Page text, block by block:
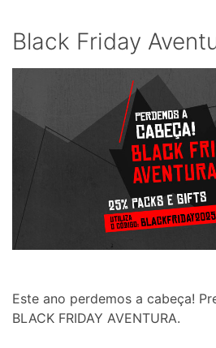
Black Friday
Este ano perdemos a cabeça!
BLACK FRIDAY AVENTURA.